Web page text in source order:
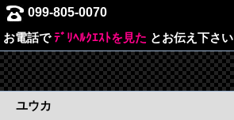
099-805-0070
お電話でﾃﾞﾘﾍﾙｸｴｽﾄを見た とお伝え下さい
ユウカ